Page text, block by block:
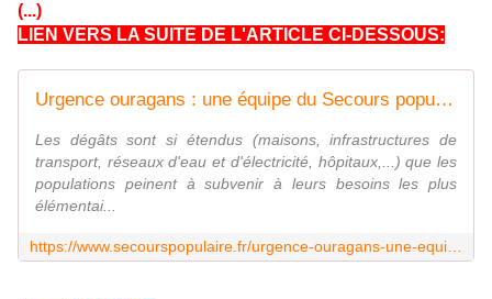
(...)
LIEN VERS LA SUITE DE L'ARTICLE CI-DESSOUS:
Urgence ouragans : une équipe du Secours populaire français rejoint ses partenaires aux Antilles
Les dégâts sont si étendus (maisons, infrastructures de
transport, réseaux d'eau et d'électricité, hôpitaux,...) que les
populations peinent à subvenir à leurs besoins les plus
élémentai...